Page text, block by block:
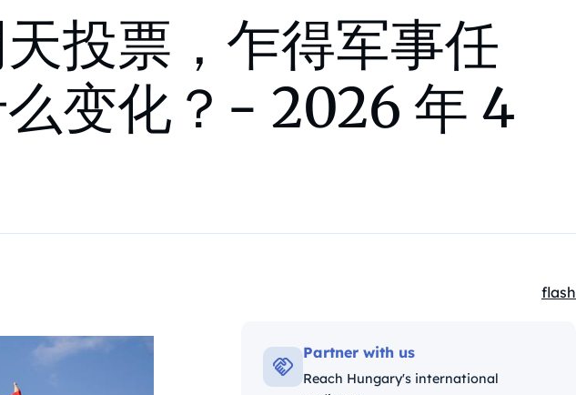
投票，乍得军事任
变化？- 2026 年 4
flash
Partner with us
Reach Hungary's international